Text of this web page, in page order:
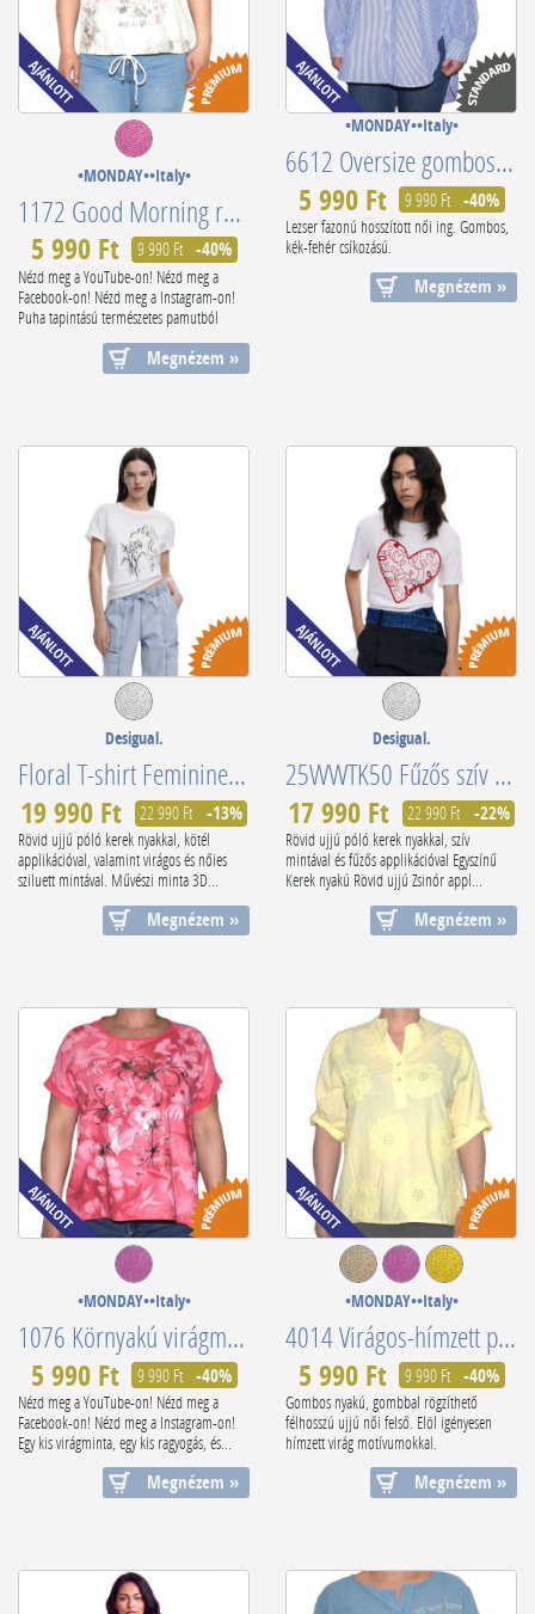
•MONDAY••Italy•
1172 Good Morning rózsaszín virágmintás női póló
5 990 Ft 9 990 Ft -40%
Nézd meg a YouTube-on! Nézd meg a
Facebook-on! Nézd meg a Instagram-on!
Puha tapintású természetes pamutból
Megnézem »
•MONDAY••Italy•
6612 Oversize gombos csíkos ing
5 990 Ft 9 990 Ft -40%
Lezser fazonú hosszított női ing. Gombos,
kék-fehér csíkozású.
Megnézem »
Desigual.
Floral T-shirt Feminine Silhouette 25SWTKAB
19 990 Ft 22 990 Ft -13%
Rövid ujjú póló kerek nyakkal, kötél
applikációval, valamint virágos és nőies
sziluett mintával. Művészi minta 3D...
Megnézem »
Desigual.
25WWTK50 Fűzős szív mintás póló
17 990 Ft 22 990 Ft -22%
Rövid ujjú póló kerek nyakkal, szív
mintával és fűzős applikációval Egyszínű
Kerek nyakú Rövid ujjú Zsinór appl...
Megnézem »
•MONDAY••Italy•
1076 Környakú virágmintás rugalmas pamut póló
5 990 Ft 9 990 Ft -40%
Nézd meg a YouTube-on! Nézd meg a
Facebook-on! Nézd meg a Instagram-on!
Egy kis virágminta, egy kis ragyogás, és...
Megnézem »
•MONDAY••Italy•
4014 Virágos-hímzett pamutnői póló
5 990 Ft 9 990 Ft -40%
Gombos nyakú, gombbal rögzíthető
félhosszú ujjú női felső. Elöl igényesen
hímzett virág motívumokkal.
Megnézem »